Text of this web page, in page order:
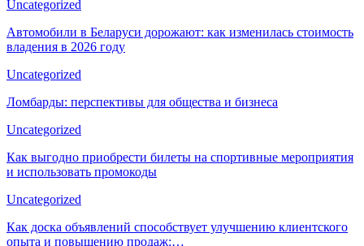
Uncategorized
Автомобили в Беларуси дорожают: как изменилась стоимость
владения в 2026 году
Uncategorized
Ломбарды: перспективы для общества и бизнеса
Uncategorized
Как выгодно приобрести билеты на спортивные мероприятия
и использовать промокоды
Uncategorized
Как доска объявлений способствует улучшению клиентского
опыта и повышению продаж:…